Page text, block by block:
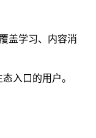
盖学习、内容消
入口的用户。